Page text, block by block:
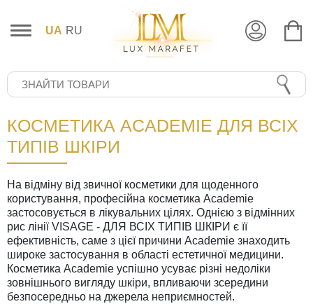
UA RU
КОСМЕТИКА ACADEMIE ДЛЯ ВСІХ
ТИПІВ ШКІРИ
На відміну від звичної косметики для щоденного
користування, професійна косметика Academie
застосовується в лікувальних цілях. Однією з відмінних
рис лінії VISAGE - ДЛЯ ВСІХ ТИПІВ ШКІРИ є її
ефективність, саме з цієї причини Academie знаходить
широке застосування в області естетичної медицини.
Косметика Academie успішно усуває різні недоліки
зовнішнього вигляду шкіри, впливаючи зсередини
безпосередньо на джерела неприємностей.